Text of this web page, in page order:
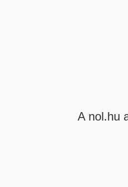
A nol.hu